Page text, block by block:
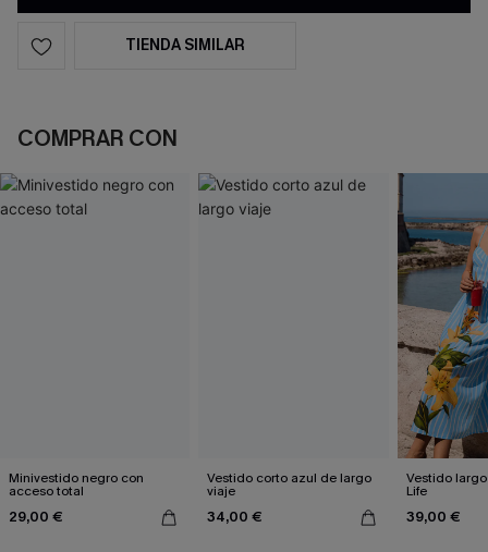
TIENDA SIMILAR
COMPRAR CON
Minivestido negro con
acceso total
29,00 €
Vestido corto azul de largo
viaje
34,00 €
Vestido
Life
39,00 €